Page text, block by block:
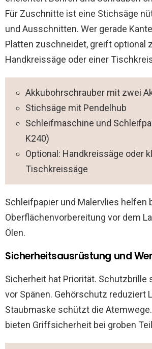
Für Zuschnitte ist eine Stichsäge
und Ausschnitten. Wer gerade
Platten zuschneidet, greift optional
Handkreissäge oder einer
Akkubohrschrauber mit zwei
Stichsäge mit Pendelhub
Schleifmaschine und
K240)
Optional: Handkreissäge oder
Tischkreissäge
Schleifpapier und Malervlies helfen
Oberflächenvorbereitung vor dem
Ölen.
Sicherheitsausrüstung und
Sicherheit hat Priorität. Schutzbrille
vor Spänen. Gehörschutz reduziert
Staubmaske schützt die
bieten Griffsicherheit bei groben